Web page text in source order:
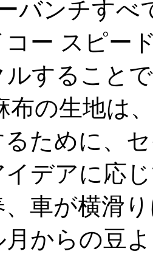
バンチす
ー スピー
すること
布の生地は
ために、
デアに応
、車が横滑
月からの豆